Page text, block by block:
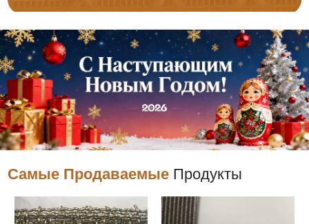
Самые Продаваемые Продукты